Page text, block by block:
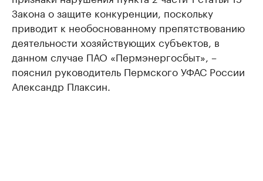
Закона о защите конкуренции, поскольку
приводит к необоснованному препятствованию
деятельности хозяйствующих субъектов, в
данном случае ПАО «Пермэнергосбыт», –
пояснил руководитель Пермского УФАС России
Александр Плаксин.